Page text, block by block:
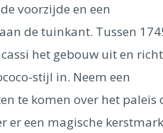
Wenen Budapest
voorzijde en een
de tuinkant. Tussen
het gebouw uit en
stijl in. Neem een
te komen over het paleis
er een magische